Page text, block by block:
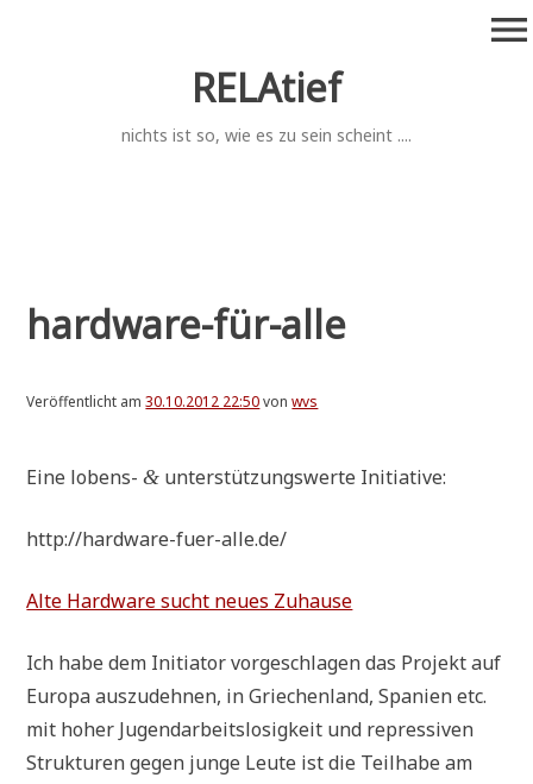
RELAtief
nichts ist so, wie es zu sein scheint ....
menu
hardware-für-alle
Veröffentlicht am30.10.2012 22:50vonwvs
Eine lobens-& unter­stüt­zungs­wer­te Initiative:
http://hardware-fuer-alle.de/
Alte Hard­ware sucht neu­es Zuhause
Ich habe dem Initia­tor vor­ge­schla­gen das Pro­jekt auf
Euro­pa aus­zu­deh­nen, in Grie­chen­land, Spa­ni­en etc.
mit hoher Jugend­ar­beits­lo­sig­keit und repres­si­ven
Struk­tu­ren gegen jun­ge Leu­te ist die Teil­ha­be am